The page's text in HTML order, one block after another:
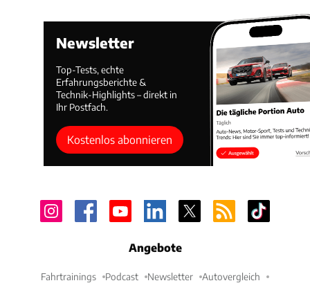
Newsletter
Top-Tests, echte
Erfahrungsberichte &
Technik-Highlights – direkt in
Ihr Postfach.
Kostenlos abonnieren
Angebote
Fahrtrainings Podcast Newsletter Autovergleich